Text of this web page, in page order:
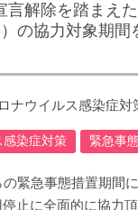
言解除を踏まえ
の協力対象期間
ナウイルス感染症対
感染症対策 緊急事
緊急事態措置期間
止に全面的に協力